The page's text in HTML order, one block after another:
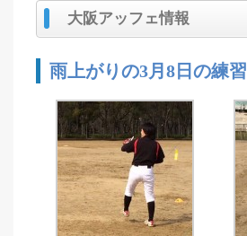
大阪アッフェ情報
雨上がりの3月8日の練習